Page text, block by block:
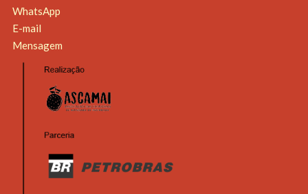
WhatsApp
E-mail
Mensagem